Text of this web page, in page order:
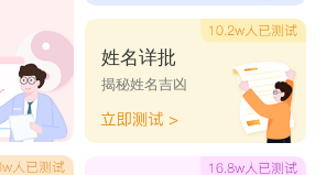
姓名详批
揭秘姓名吉凶